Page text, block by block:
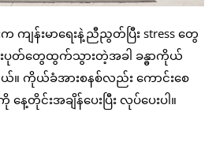
ကျန်းမာရေးနဲ့ညီညွတ်ပြီး stress တွေ
းပုတ်တွေထွက်သွားတဲ့အခါ ခန္ဓာကိုယ်
။ ကိုယ်ခံအားစနစ်လည်း ကောင်းစေ
ေ့တိုင်းအချိန်ပေးပြီး လုပ်ပေးပါ။